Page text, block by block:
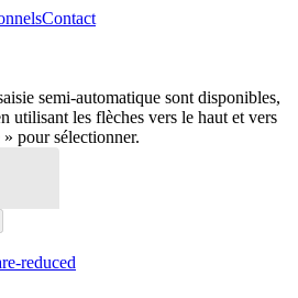
Contact
semi-automatique sont disponibles,
utilisant les flèches vers le haut et vers
pour sélectionner.